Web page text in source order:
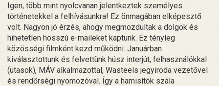
Igen, több mint nyolcvanan jelentkeztek személyes
történetekkel a felhívásunkra! Ez önmagában elképesztő
volt. Nagyon jó érzés, ahogy megmozdultak a dolgok és
hihetetlen hosszú e-maileket kaptunk. Ez tényleg
közösségi filmként kezd működni. Januárban
kiválasztottunk és felvettünk húsz interjút, felhasználókkal
(utasok), MÁV alkalmazottal, Wasteels jegyiroda vezetővel
és rendőrségi nyomozóval. Így a hamisítók szála